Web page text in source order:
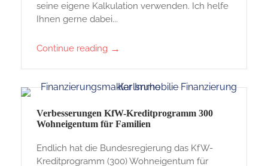
seine eigene Kalkulation verwenden. Ich helfe
Ihnen gerne dabei...
Continue reading →
Verbesserungen KfW-Kreditprogramm 300
Wohneigentum für Familien
Endlich hat die Bundesregierung das KfW-
Kreditprogramm (300) Wohneigentum für